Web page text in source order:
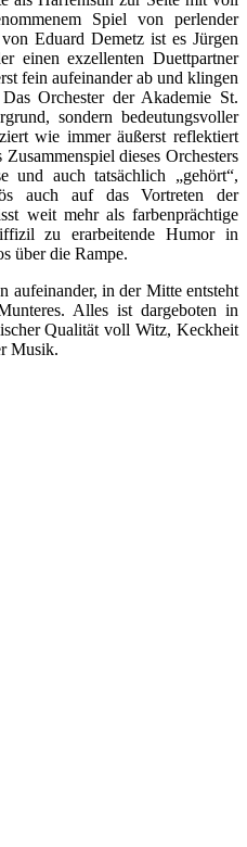
Spiel von perlender
Eduard Demetz ist es Jürgen
einen exzellenten Duettpartner
fein aufeinander ab und klingen
Orchester der Akademie St.
sondern bedeutungsvoller
wie immer äußerst reflektiert
dieses Orchesters
und auch tatsächlich „gehört“,
auch auf das Vortreten der
weit mehr als farbenprächtige
zu erarbeitende Humor in
über die Rampe.
aufeinander, in der Mitte entsteht
Alles ist dargeboten in
Qualität voll Witz, Keckheit
Musik.